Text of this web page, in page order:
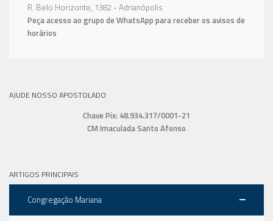
R. Belo Horizonte, 1382 - Adrianópolis
Peça acesso ao grupo de WhatsApp para receber os avisos de
horários
AJUDE NOSSO APOSTOLADO
Chave Pix: 48.934.317/0001-21
CM Imaculada Santo Afonso
ARTIGOS PRINCIPAIS
Congregação Mariana